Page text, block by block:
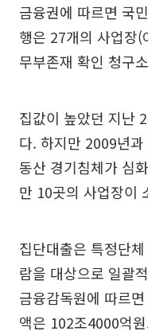
금융권에 따르면 국
행은 27개의 사업장
무부존재 확인 청구
집값이 높았던 지난
다. 하지만 2009년
동산 경기침체가 심
만 10곳의 사업장이
집단대출은 특정단
람을 대상으로 일괄
금융감독원에 따르
액은 102조4000억